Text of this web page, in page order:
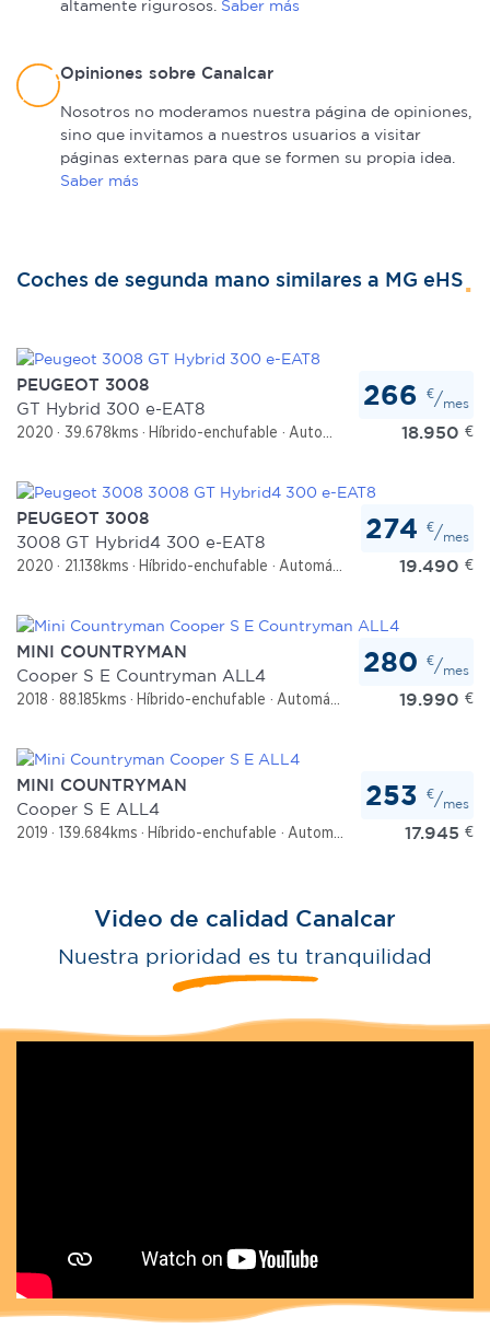
sociales y analizar el tráfico. Además, compartimos
información sobre el uso que haga del sitio web con
nuestros partners de redes sociales, publicidad y análisis
web, quienes pueden combinarla con otra información
que les haya proporcionado o que hayan recopilado a
altamente rigurosos. Saber más
Opiniones sobre Canalcar
Nosotros no moderamos nuestra página de opiniones,
sino que invitamos a nuestros usuarios a visitar
páginas externas para que se formen su propia idea.
Saber más
Coches de segunda mano similares a MG eHS
PEUGEOT 3008
GT Hybrid 300 e-EAT8
2020 39.678kms Híbrido-enchufable Automático 18.950 €
266 €/mes
PEUGEOT 3008
3008 GT Hybrid4 300 e-EAT8
2020 21.138kms Híbrido-enchufable Automático 19.490 €
274 €/mes
MINI COUNTRYMAN
Cooper S E Countryman ALL4
2018 88.185kms Híbrido-enchufable Automático 19.990 €
280 €/mes
MINI COUNTRYMAN
Cooper S E ALL4
2019 139.684kms Híbrido-enchufable Automático 17.945 €
253 €/mes
Video de calidad Canalcar
Nuestra prioridad es tu tranquilidad